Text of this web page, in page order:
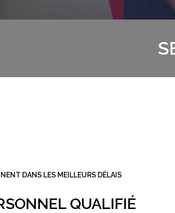
DANS LES MEILLEURS DÉLAIS
QUALIFIÉ